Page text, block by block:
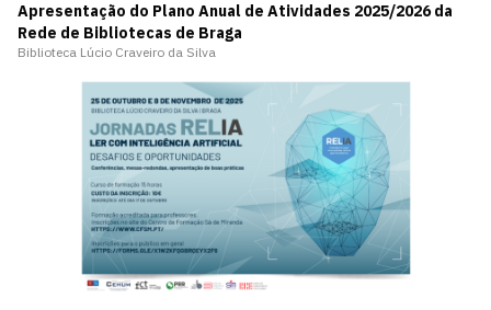
Apresentação do Plano Anual de Atividades 2025/2026 da
Rede de Bibliotecas de Braga
Biblioteca Lúcio Craveiro da Silva